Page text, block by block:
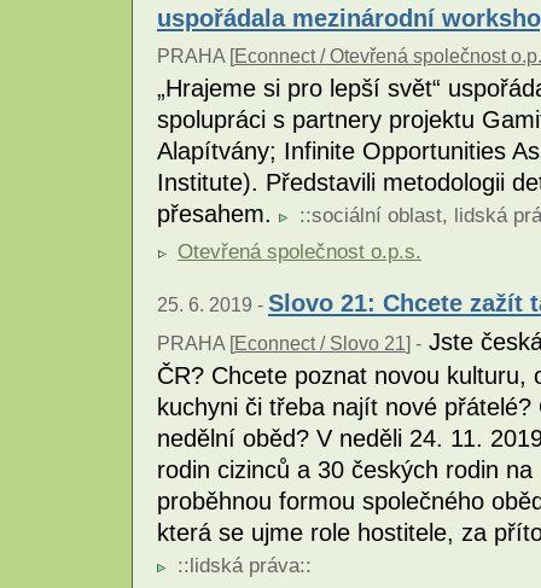
uspořádala mezinárodní
PRAHA [Econnect / Otevřená společnost
„Hrajeme si pro lepší svět“
spolupráci s partnery projektu
Alapítvány; Infinite Opportunities
Institute). Představili metodologii
přesahem.
::sociální oblast, lidská
Otevřená společnost o.p.s.
25. 6. 2019 - Slovo 21: Chcete zažít
PRAHA [Econnect / Slovo 21] - Jste
ČR? Chcete poznat novou
kuchyni či třeba najít nové
nedělní oběd? V neděli 24. 11.
rodin cizinců a 30 českých rodin
proběhnou formou společného
která se ujme role hostitele, za
::lidská práva::